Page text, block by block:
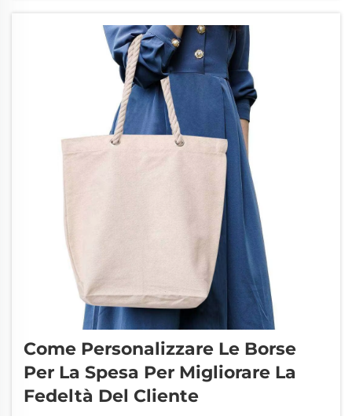
naviga sui social media, verifica la
disponibilità in magazzino...
Come Personalizzare Le Borse
Per La Spesa Per Migliorare La
Fedeltà Del Cliente